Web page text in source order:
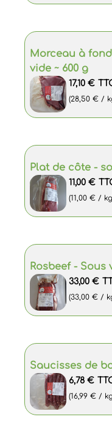
Morceau à
vide ~ 600 g
17,10 €
(28,50 € /
Plat de côte -
11,00 €
(11,00 € /
Rosbeef - Sous
33,00 €
(33,00 € /
Saucisses de
6,78 €
(16,99 € /